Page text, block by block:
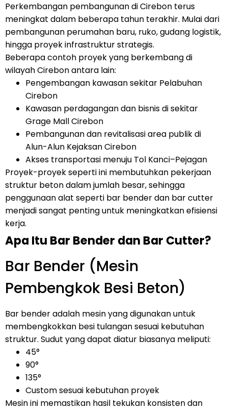
Perkembangan pembangunan di Cirebon terus
meningkat dalam beberapa tahun terakhir. Mulai dari
pembangunan perumahan baru, ruko, gudang logistik,
hingga proyek infrastruktur strategis.
Beberapa contoh proyek yang berkembang di
wilayah Cirebon antara lain:
Pengembangan kawasan sekitar Pelabuhan
Cirebon
Kawasan perdagangan dan bisnis di sekitar
Grage Mall Cirebon
Pembangunan dan revitalisasi area publik di
Alun-Alun Kejaksan Cirebon
Akses transportasi menuju Tol Kanci–Pejagan
Proyek-proyek seperti ini membutuhkan pekerjaan
struktur beton dalam jumlah besar, sehingga
penggunaan alat seperti bar bender dan bar cutter
menjadi sangat penting untuk meningkatkan efisiensi
kerja.
Apa Itu Bar Bender dan Bar Cutter?
Bar Bender (Mesin
Pembengkok Besi Beton)
Bar bender adalah mesin yang digunakan untuk
membengkokkan besi tulangan sesuai kebutuhan
struktur. Sudut yang dapat diatur biasanya meliputi:
45°
90°
135°
Custom sesuai kebutuhan proyek
Mesin ini memastikan hasil tekukan konsisten dan